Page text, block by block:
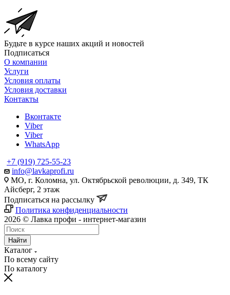
Будьте в курсе наших акций и новостей
Подписаться
О компании
Услуги
Условия оплаты
Условия доставки
Контакты
Вконтакте
Viber
Viber
WhatsApp
+7 (919) 725-55-23
info@lavkaprofi.ru
МО, г. Коломна, ул. Октябрьской революции, д. 349, ТК
Айсберг, 2 этаж
Подписаться на рассылку
Политика конфиденциальности
2026 © Лавка профи - интернет-магазин
Найти
Каталог
По всему сайту
По каталогу